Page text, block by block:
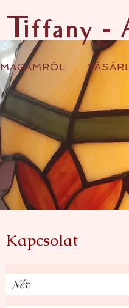
Tiffany -
MAGAMRÓL
Kapcsolat